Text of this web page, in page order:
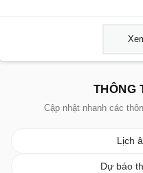
THÔNG
Cập nhật nhanh các
Lịch
Dự báo